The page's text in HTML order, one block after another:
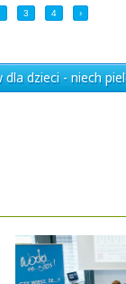
3 4 ›
dzieci - niech